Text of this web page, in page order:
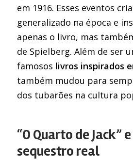
em 1916. Esses eventos
generalizado na época e
apenas o livro, mas
de Spielberg. Além de ser
famosos livros inspirados
também mudou para
dos tubarões na cultura
“O Quarto de Jack”
sequestro real